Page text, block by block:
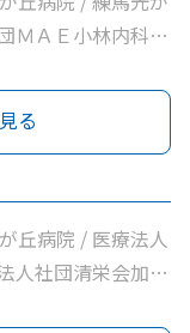
ＭＡＥ小林内科ク
る
丘病院 / 医療法人
人社団清栄会加藤